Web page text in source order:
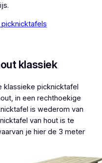
picknicktafels
klassiek
klassieke picknicktafel
in een rechthoekige
is wederom van
van hout is te
je hier de 3 meter